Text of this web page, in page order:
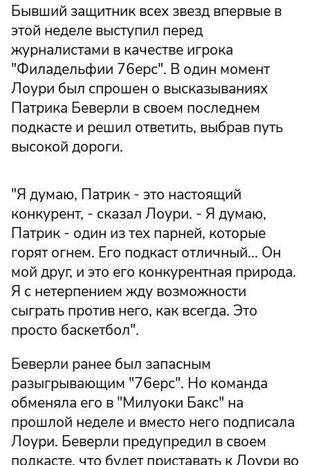
Бывший защитник всех звезд впервые в
этой неделе выступил перед
журналистами в качестве игрока
"Филадельфии 76ерс". В один момент
Лоури был спрошен о высказываниях
Патрика Беверли в своем последнем
подкасте и решил ответить, выбрав путь
высокой дороги.
"Я думаю, Патрик - это настоящий
конкурент, - сказал Лоури. - Я думаю,
Патрик - один из тех парней, которые
горят огнем. Его подкаст отличный... Он
мой друг, и это его конкурентная природа.
Я с нетерпением жду возможности
сыграть против него, как всегда. Это
просто баскетбол".
Беверли ранее был запасным
разыгрывающим "76ерс". Но команда
обменяла его в "Милуоки Бакс" на
прошлой неделе и вместо него подписала
Лоури. Беверли предупредил в своем
подкасте, что будет приставать к Лоури во